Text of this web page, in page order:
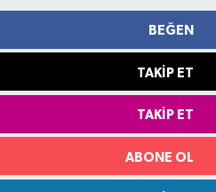
BEĞEN
TAKIP ET
TAKIP ET
ABONE OL